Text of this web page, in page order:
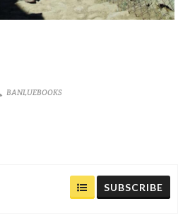
BANLUEBOOKS
SUBSCRIBE